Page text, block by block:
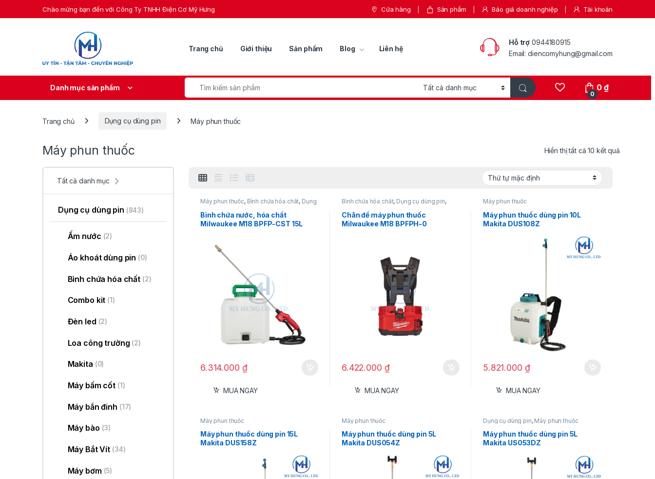
Skip to navigationChào mừng bạn đến với Công Ty TNHH Điện Cơ Mỹ Hưng Cửa hàng Sản phẩm Báo giá doanh nghiệp Tài khoản
Trang chủ Giới thiệu Sản phẩm Blog Liên hệ
Hỗ trợ 0944180915
Email: diencomyhung@gmail.com
Danh mục sản phẩm
Search for:
0
0₫
Trang chủ Dụng cụ dùng pin Máy phun thuốc
Máy phun thuốc Hiển thị tất cả 10 kết quả
Máy phun thuốc, Bình chứa hóa chất, Dụng
cụ dùng pin
Bình chứa nước, hóa chất
Milwaukee M18 BPFP-CST 15L
6.314.000 ₫
MUA NGAY
Bình chứa hóa chất, Dụng cụ dùng pin,
Máy phun thuốc
Milwaukee
Chân đế máy phun thuốc
Milwaukee M18 BPFPH-0
6.422.000 ₫
MUA NGAY
Máy phun thuốc
Máy phun thuốc dùng pin 10L
Makita DUS108Z
5.821.000 ₫
MUA NGAY
Máy phun thuốc
Máy phun thuốc dùng pin 15L
Makita DUS158Z
Máy phun thuốc
Máy phun thuốc dùng pin 5L
Makita DUS054Z
Dụng cụ dùng pin, Máy phun thuốc
Máy phun thuốc dùng pin 5L
Makita US053DZ
Tất cả danh mục
Dụng cụ dùng pin (843)
Ấm nước (2)
Áo khoát dùng pin (0)
Bình chứa hóa chất (2)
Combo kit (1)
Đèn led (2)
Loa công trường (2)
Makita (0)
Máy bấm cốt (1)
Máy bắn đinh (17)
Máy bào (3)
Máy Bắt Vít (34)
Máy bơm (5)